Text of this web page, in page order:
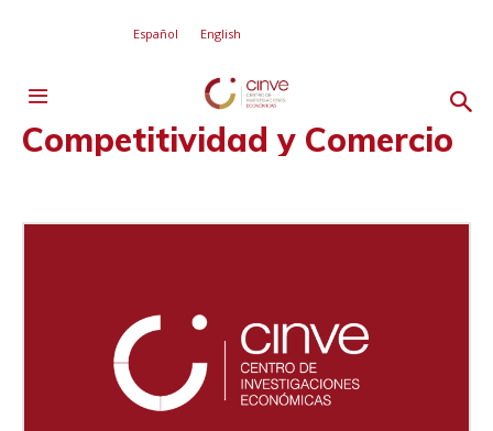
Español English
Competitividad y Comercio